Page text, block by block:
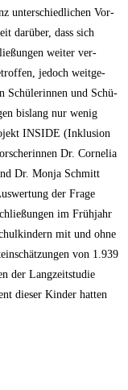
unter­schied­li­chen Vor­
dar­über, dass sich
wei­ter ver­
jedoch weit­ge­
Schü­le­rin­nen und Schü­
bis­lang nur wenig
INSIDE (Inklu­si­on
Dr. Cor­ne­lia
Dr. Mon­ja Schmitt
der Fra­ge
im Früh­jahr
mit und ohne
von 1.939
der Lang­zeit­stu­die
die­ser Kin­der hat­ten